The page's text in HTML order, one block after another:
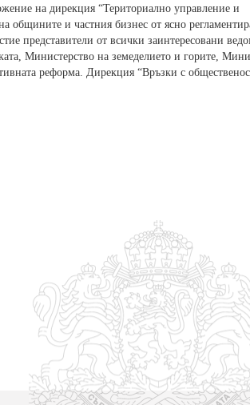
на дирекция “Териториално управление и
и частния бизнес от ясно
представители от всички заинтересовани
Министерство на земеделието и горите,
реформа. Дирекция “Връзки с